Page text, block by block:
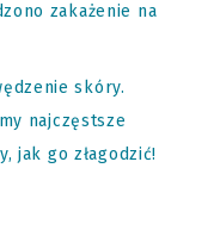
zakażenie na
skóry.
najczęstsze
jak go złagodzić!